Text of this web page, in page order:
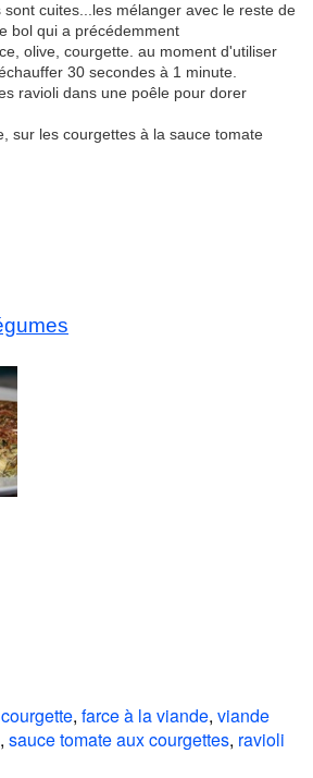
sont cuites...les mélanger avec le reste de
bol qui a précédemment
olive, courgette. au moment d'utiliser
30 secondes à 1 minute.
ravioli dans une poêle pour dorer
sur les courgettes à la sauce tomate
, farce à la viande, viande
, sauce tomate aux courgettes, ravioli